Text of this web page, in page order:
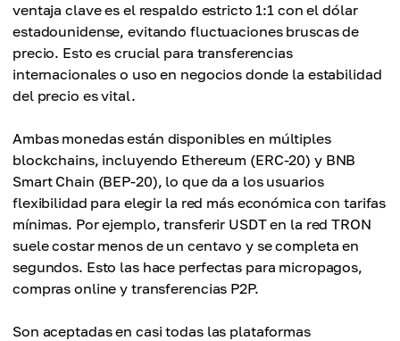
ventaja clave es el respaldo estricto 1:1 con el dólar
estadounidense, evitando fluctuaciones bruscas de
precio. Esto es crucial para transferencias
internacionales o uso en negocios donde la estabilidad
del precio es vital.
Ambas monedas están disponibles en múltiples
blockchains, incluyendo Ethereum (ERC-20) y BNB
Smart Chain (BEP-20), lo que da a los usuarios
flexibilidad para elegir la red más económica con tarifas
mínimas. Por ejemplo, transferir USDT en la red TRON
suele costar menos de un centavo y se completa en
segundos. Esto las hace perfectas para micropagos,
compras online y transferencias P2P.
Son aceptadas en casi todas las plataformas